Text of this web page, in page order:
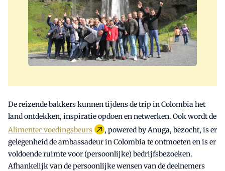
De reizende bakkers kunnen tijdens de trip in Colombia het
land ontdekken, inspiratie opdoen en netwerken. Ook wordt de
Alimentec voedingsbeurs
, powered by Anuga, bezocht, is er
gelegenheid de ambassadeur in Colombia te ontmoeten en is er
voldoende ruimte voor (persoonlijke) bedrijfsbezoeken.
Afhankelijk van de persoonlijke wensen van de deelnemers